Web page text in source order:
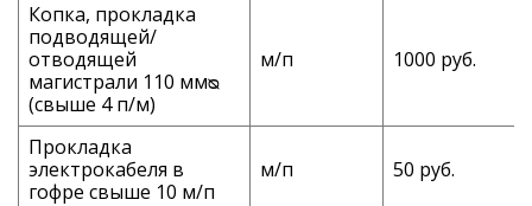
Копка, прокладка
подводящей/
отводящей
магистрали 110 ммᴓ
(свыше 4 п/м)
м/п 1000 руб.
Прокладка
электрокабеля в
гофре свыше 10 м/п
м/п 50 руб.